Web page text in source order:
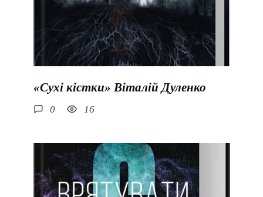
«Сухі кістки» Віталій Дуленко
0 16